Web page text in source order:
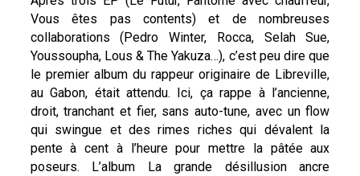
Vous êtes pas contents) et de nombreuses
collaborations (Pedro Winter, Rocca, Selah Sue,
Youssoupha, Lous & The Yakuza…), c’est peu dire que
le premier album du rappeur originaire de Libreville,
au Gabon, était attendu. Ici, ça rappe à l’ancienne,
droit, tranchant et fier, sans auto-tune, avec un flow
qui swingue et des rimes riches qui dévalent la
pente à cent à l’heure pour mettre la pâtée aux
poseurs. L’album La grande désillusion ancre